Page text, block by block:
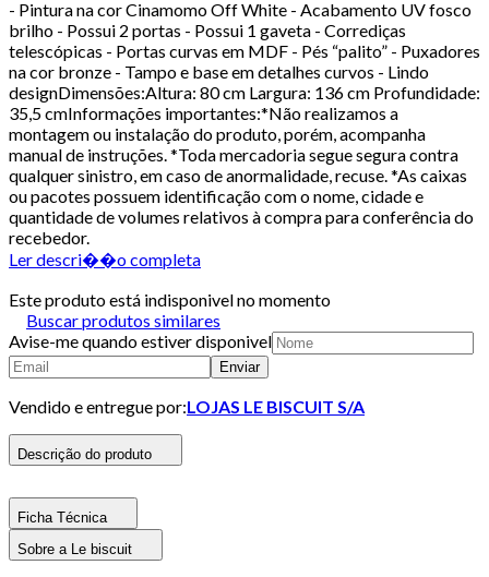
- Pintura na cor Cinamomo Off White - Acabamento UV fosco
brilho - Possui 2 portas - Possui 1 gaveta - Corrediças
telescópicas - Portas curvas em MDF - Pés “palito” - Puxadores
na cor bronze - Tampo e base em detalhes curvos - Lindo
designDimensões:Altura: 80 cm Largura: 136 cm Profundidade:
35,5 cmInformações importantes:*Não realizamos a
montagem ou instalação do produto, porém, acompanha
manual de instruções. *Toda mercadoria segue segura contra
qualquer sinistro, em caso de anormalidade, recuse. *As caixas
ou pacotes possuem identificação com o nome, cidade e
quantidade de volumes relativos à compra para conferência do
recebedor.
Ler descri��o completa
Este produto está indisponivel no momento
Buscar produtos similares
Avise-me quando estiver disponivel
Enviar
Vendido e entregue por:LOJAS LE BISCUIT S/A
Descrição do produto
Ficha Técnica
Sobre a Le biscuit